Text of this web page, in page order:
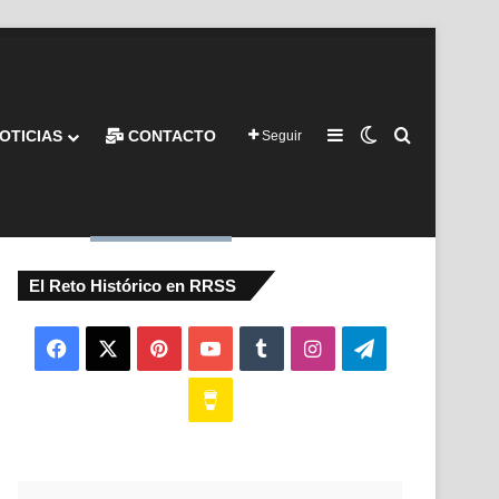
CONTACTO Seguir Barra lateral
Switch skin
El Reto Histórico en RRSS
Facebook PinterestYouTubeTumblrInstagramTelegram